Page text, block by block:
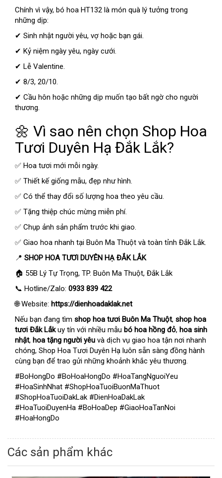
Chính vì vậy, bó hoa HT132 là món quà lý tưởng trong
những dịp:
✔ Sinh nhật người yêu, vợ hoặc bạn gái.
✔ Kỷ niệm ngày yêu, ngày cưới.
✔ Lễ Valentine.
✔ 8/3, 20/10.
✔ Cầu hôn hoặc những dịp muốn tạo bất ngờ cho người
thương.
🌼 Vì sao nên chọn Shop Hoa
Tươi Duyên Hạ Đắk Lắk?
✅ Hoa tươi mới mỗi ngày.
✅ Thiết kế giống mẫu, đẹp như hình.
✅ Có thể thay đổi số lượng hoa theo yêu cầu.
✅ Tặng thiệp chúc mừng miễn phí.
✅ Chụp ảnh sản phẩm trước khi giao.
✅ Giao hoa nhanh tại Buôn Ma Thuột và toàn tỉnh Đắk Lắk.
📍 SHOP HOA TƯƠI DUYÊN HẠ ĐẮK LẮK
🏠 55B Lý Tự Trọng, TP. Buôn Ma Thuột, Đắk Lắk
📞 Hotline/Zalo: 0933 839 422
🌐 Website: https://dienhoadaklak.net
Nếu bạn đang tìm shop hoa tươi Buôn Ma Thuột, shop hoa
tươi Đắk Lắkuy tín với nhiều mẫu bó hoa hồng đỏ, hoa sinh
nhật, hoa tặng người yêu và dịch vụ giao hoa tận nơi nhanh
chóng, Shop Hoa Tươi Duyên Hạ luôn sẵn sàng đồng hành
cùng bạn để trao gửi những khoảnh khắc yêu thương.
#BoHongDo #BoHoaHongDo #HoaTangNguoiYeu
#HoaSinhNhat #ShopHoaTuoiBuonMaThuot
#ShopHoaTuoiDakLak #DienHoaDakLak
#HoaTuoiDuyenHa #BoHoaDep #GiaoHoaTanNoi
#HoaHongDo
Các sản phẩm khác